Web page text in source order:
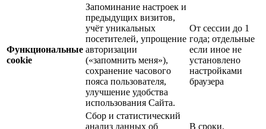
Функциональные
cookie
Запоминание настроек и
предыдущих визитов,
учёт уникальных
посетителей, упрощение
авторизации
(«запомнить меня»),
сохранение часового
пояса пользователя,
улучшение удобства
использования Сайта.
От сессии до 1
года; отдельные
если иное не
установлено
настройками
браузера
Сбор и статистический
анализ данных об
В сроки,